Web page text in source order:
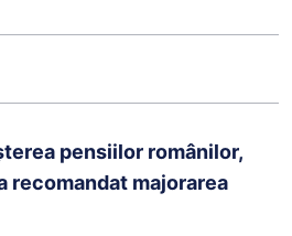
pensiilor românilor,
recomandat majorarea